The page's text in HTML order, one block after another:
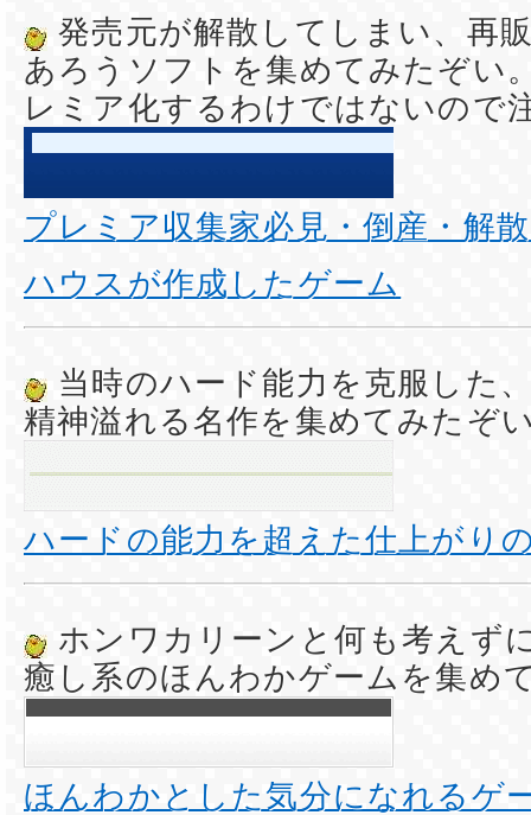
発売元が解散してしまい、再
あろうソフトを集めてみたぞい
レミア化するわけではないので
プレミア収集家必見・倒産・解
ハウスが作成したゲーム
当時のハード能力を克服した
精神溢れる名作を集めてみたぞ
ハードの能力を超えた仕上がり
ホンワカリーンと何も考えず
癒し系のほんわかゲームを集め
ほんわかとした気分になれるゲ